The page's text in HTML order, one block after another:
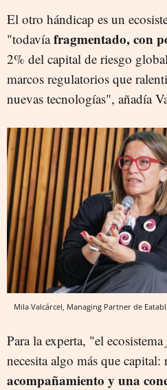
El otro hándicap es un
"todavía fragmentado, con
2% del capital de riesgo
marcos regulatorios que
nuevas tecnologías", añadía
Mila Valcárcel, Managing Partner de
Para la experta, "el ecosistema
necesita algo más que capital:
acompañamiento y una